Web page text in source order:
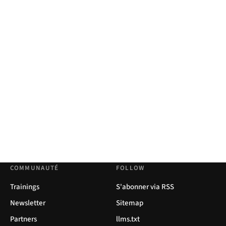
COMMUNAUTÉ
Trainings
Newsletter
Partners
FOLLOW
S'abonner via RSS
Sitemap
llms.txt